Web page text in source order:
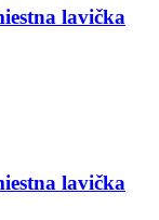
lavička
lavička